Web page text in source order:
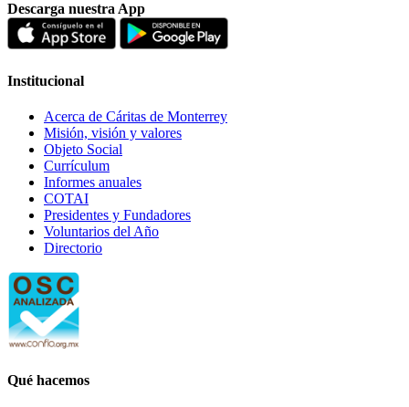
Descarga nuestra App
Institucional
Acerca de Cáritas de Monterrey
Misión, visión y valores
Objeto Social
Currículum
Informes anuales
COTAI
Presidentes y Fundadores
Voluntarios del Año
Directorio
Qué hacemos